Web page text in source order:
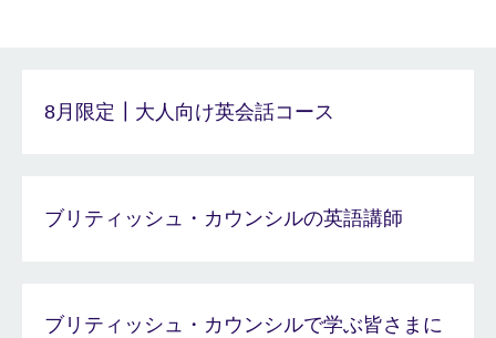
8月限定┃大人向け英会話コース
ブリティッシュ・カウンシルの英語講師
ブリティッシュ・カウンシルで学ぶ皆さまに